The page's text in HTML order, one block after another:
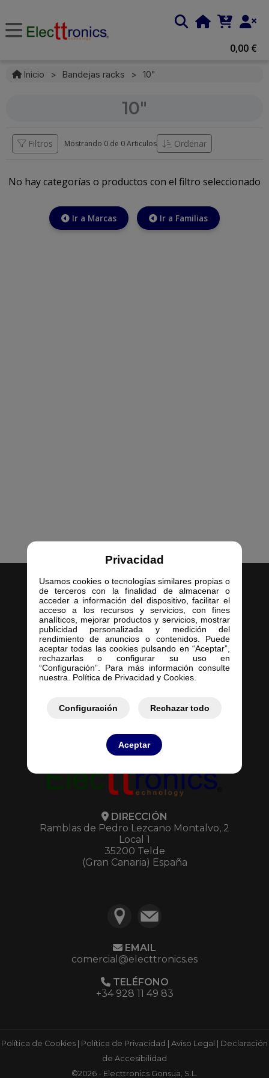
Privacidad
Usamos cookies o tecnologías similares propias o
de terceros con la finalidad de almacenar o
acceder a información del dispositivo, facilitar el
acceso a los recursos y servicios, con fines
analíticos, mejorar productos y servicios, mostrar
publicidad personalizada y medición del
rendimiento de anuncios o contenidos. Puede
aceptar todas las cookies pulsando en “Aceptar”,
rechazarlas o configurar su uso en
“Configuración”. Para más información consulte
nuestra. Política de Privacidad y Cookies.
Configuración Rechazar todo
Aceptar
0,00 €
Inicio > Bandejas racks > 10"
10"
Filtros Mostrando 0 de 0 Articulos Ordenar
No hay categorías o productos con el filtro seleccionado
Ir a Marcas Ir a Familias
Inicio
Empresa
Servicios
Contacto
Mis Presupuestos
DIRECCIÓN
Ramblas de Pedro Lezcano Montalvo, 2
Local 1
35200 Telde
(Gran Canaria) España
EMAIL
comercial@electtronics.es
TELÉFONO
+34 928 11 49 83
Política de Cookies Política de Privacidad Aviso Legal
Declaración
de Accesibilidad
©2026 - Electtronics Gonsua, S.L.